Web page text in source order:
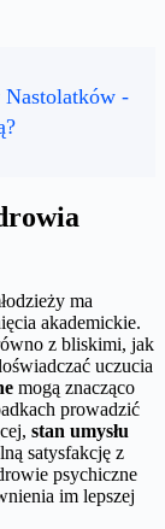
Nastolatków -
ma
akademickie.
z bliskimi, jak
uczucia
mogą znacząco
prowadzić
stan umysłu
satysfakcję z
psychiczne
im lepszej